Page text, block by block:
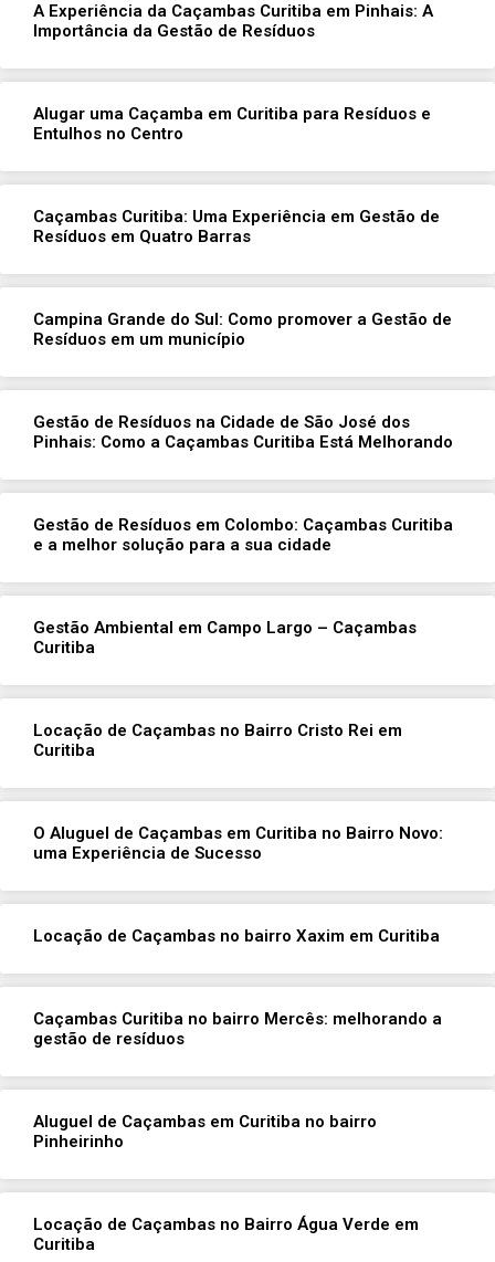
A Experiência da Caçambas Curitiba em Pinhais: A
Importância da Gestão de Resíduos
Alugar uma Caçamba em Curitiba para Resíduos e
Entulhos no Centro
Caçambas Curitiba: Uma Experiência em Gestão de
Resíduos em Quatro Barras
Campina Grande do Sul: Como promover a Gestão de
Resíduos em um município
Gestão de Resíduos na Cidade de São José dos
Pinhais: Como a Caçambas Curitiba Está Melhorando
Gestão de Resíduos em Colombo: Caçambas Curitiba
e a melhor solução para a sua cidade
Gestão Ambiental em Campo Largo – Caçambas
Curitiba
Locação de Caçambas no Bairro Cristo Rei em
Curitiba
O Aluguel de Caçambas em Curitiba no Bairro Novo:
uma Experiência de Sucesso
Locação de Caçambas no bairro Xaxim em Curitiba
Caçambas Curitiba no bairro Mercês: melhorando a
gestão de resíduos
Aluguel de Caçambas em Curitiba no bairro
Pinheirinho
Locação de Caçambas no Bairro Água Verde em
Curitiba